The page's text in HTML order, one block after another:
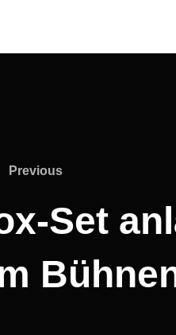
Previous
Previous
Set